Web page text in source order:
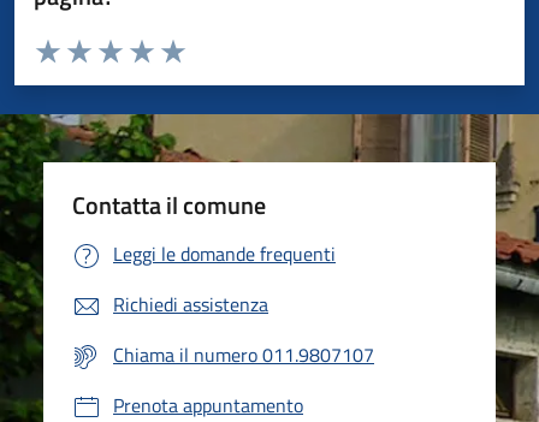
Valuta da 1 a 5 stelle la pagina
Valuta 5 stelle su 5
Valuta 4 stelle su 5
Valuta 3 stelle su 5
Valuta 2 stelle su 5
Valuta 1 stelle su 5
Contatta il comune
Leggi le domande frequenti
Richiedi assistenza
Chiama il numero 011.9807107
Prenota appuntamento